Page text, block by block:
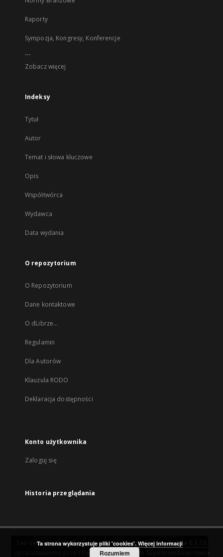
Raporty
Sympozja, Kongresy, Konferencje
...
Zobacz więcej
Indeksy
Tytuł
Autor
Temat i słowa kluczowe
Opis
Współtwórca
Wydawca
Data wydania
O repozytorium
O Repozytorium
Dane kontaktowe
O dLibrze...
Regulamin
Dla Autorów
Klauzula RODO
Deklaracja dostępności
Konto użytkownika
Zaloguj się
Historia przeglądania
Ten serwis działa dzięki oprogramowaniuDInGO dLibra 6.3.15
Poznańskie Centrum Superkomputerowo-
Ta strona wykorzystuje pliki 'cookies'. Więcej informacji
Rozumiem